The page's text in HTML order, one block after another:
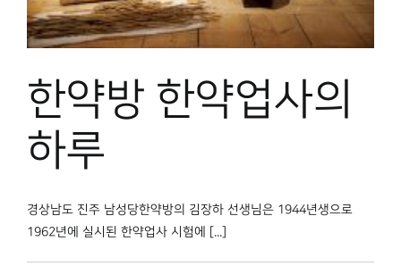
한약방 한약업사의
하루
경상남도 진주 남성당한약방의 김장하 선생님은 1944년생으로
1962년에 실시된 한약업사 시험에 [...]